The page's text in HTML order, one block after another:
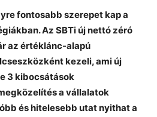
fontosabb szerepet kap a
Az SBTi új nettó zéró
az értéklánc-alapú
kezeli, ami új
3 kibocsátások
a vállalatok
és hitelesebb utat nyithat a